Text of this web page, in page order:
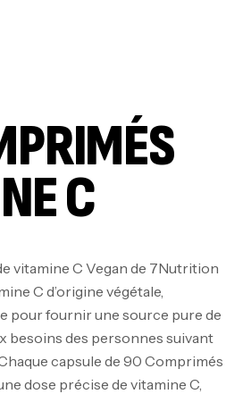
C
vitamine C Vegan de 7Nutrition
C d’origine végétale,
pour fournir une source pure de
besoins des personnes suivant
capsule de 90 Comprimés
dose précise de vitamine C,